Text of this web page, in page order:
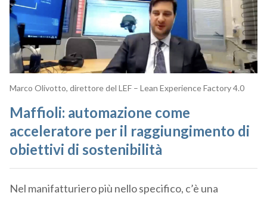
Marco Olivotto, direttore del LEF – Lean Experience Factory 4.0
Maffioli: automazione come
acceleratore per il raggiungimento di
obiettivi di sostenibilità
Nel manifatturiero più nello specifico, c’è una